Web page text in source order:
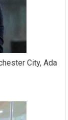
City, Ada